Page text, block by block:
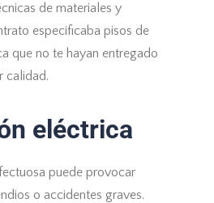
de materiales y
especificaba pisos de
que no te hayan entregado
calidad.
eléctrica
puede provocar
o accidentes graves.